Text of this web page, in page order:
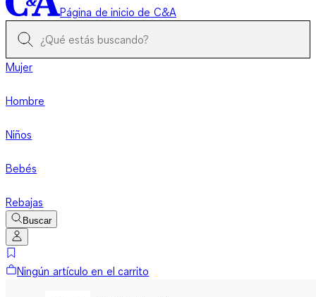
Página de inicio de C&A
Mujer
Hombre
Niños
Bebés
Rebajas
Buscar
Ningún artículo en el carrito